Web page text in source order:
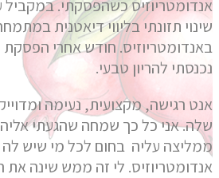
אנדומטריוזיס כשהפסקתי. במקביל
שינוי תזונתי בליווי דיאטנית
באנדומטריוזיס. חודש אחרי הפסקת
נכנסתי להריון טבעי.
אנט רגישה, מקצועית, נעימה
שלה. אני כל כך שמחה שהגעתי
ממליצה עליה בחום לכל מי שיש לה
אנדומטריוזיס. לי זה ממש שינה את